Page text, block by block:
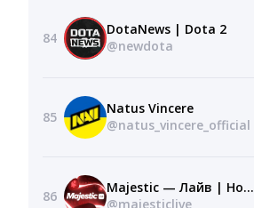
84
DotaNews | Dota 2
@newdota
85
Natus Vincere
@natus_vincere_official
86
Majestic — Лайв | Новости серверов | ГТА 5 РП
@majesticlive